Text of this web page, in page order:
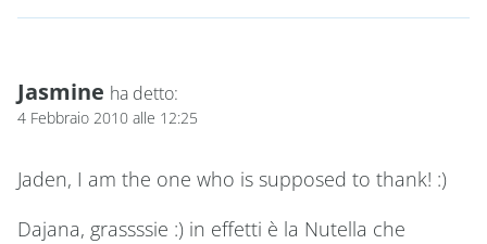
Jasmine ha detto:
4 Febbraio 2010 alle 12:25
Jaden, I am the one who is supposed to thank! :)
Dajana, grassssie :) in effetti è la Nutella che